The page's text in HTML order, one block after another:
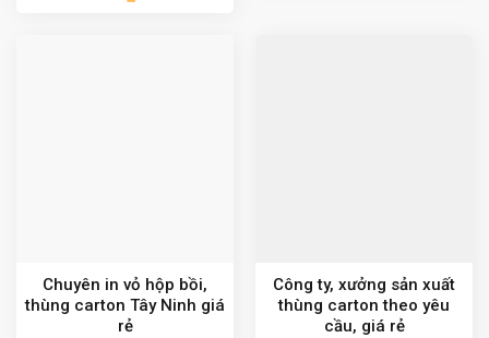
Chuyên in vỏ hộp bồi,
thùng carton Tây Ninh giá
rẻ
Công ty, xưởng sản xuất
thùng carton theo yêu
cầu, giá rẻ